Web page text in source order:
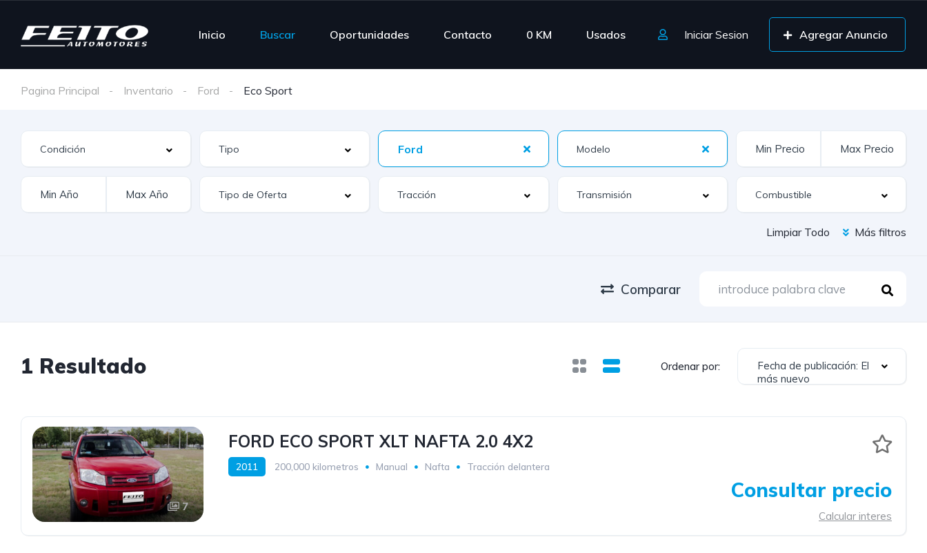
Inicio Buscar Oportunidades Contacto 0 KM Usados Iniciar Sesion Agregar Anuncio
Pagina Principal Inventario Ford Eco Sport
Ford
Limpiar Todo Más filtros
Comparar
1 Resultado Ordenar por:
Fecha de publicación: El
más nuevo
7
FORD ECO SPORT XLT NAFTA 2.0 4X2
2011 200,000 kilometros Manual Nafta Tracción delantera
Consultar precio
Calcular interes